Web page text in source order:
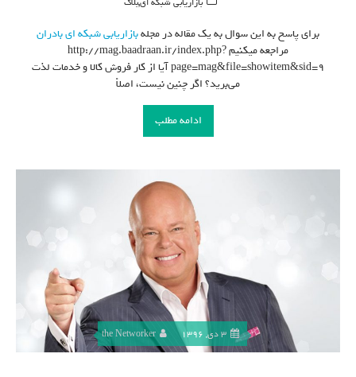
برای پاسخ به این سوال به یک مقاله در مجلهبازاریابی شبکه ایبادران
مراجعه میکنیم http://mag.baadraan.ir/index.php?
page=mag&file=showitem&sid=9 آیا از کار فروش کالا و خدمات لذت
می‌برید؟ اگر چنین نیست، اصلاً
ادامه مطلب
3 دی, 1396 the Networker